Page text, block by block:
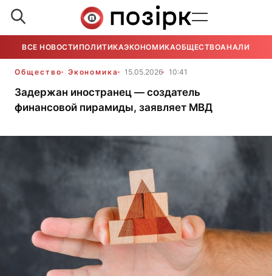
ВСЕ НОВОСТИ ПОЛИТИКАЭКОНОМИКАОБЩЕСТВОАНАЛИТИКА
Общество Экономика 15.05.2026 10:41
Задержан иностранец — создатель
финансовой пирамиды, заявляет МВД